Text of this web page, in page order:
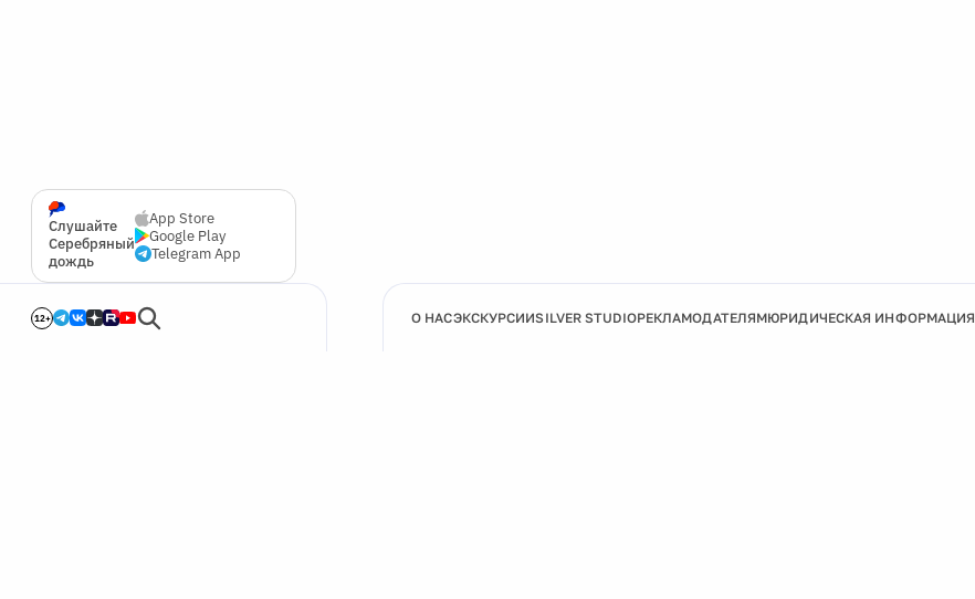
Слушайте
Серебряный
дождь
App Store
Google Play
Telegram App
12+ О НАСЭКСКУРСИИSILVER STUDIOРЕКЛАМОДАТЕЛЯМЮРИДИЧЕСКАЯ ИНФОРМАЦИЯ